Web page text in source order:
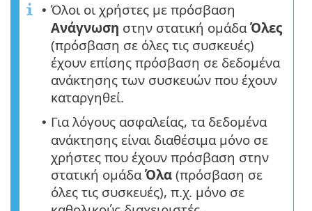
• Όλοι οι χρήστες με πρόσβαση
Ανάγνωση στην στατική ομάδαΌλες
(πρόσβαση σε όλες τις συσκευές)
έχουν επίσης πρόσβαση σε δεδομένα
ανάκτησης των συσκευών που έχουν
καταργηθεί.
• Για λόγους ασφαλείας, τα δεδομένα
ανάκτησης είναι διαθέσιμα μόνο σε
χρήστες που έχουν πρόσβαση στην
στατική ομάδαΌλα (πρόσβαση σε
όλες τις συσκευές), π.χ. μόνο σε